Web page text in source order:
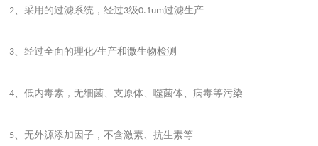
2 、采用的过滤系统，经过3级0.1um过滤生产
3、经过全面的理化/生产和微生物检测
4、低内毒素，无细菌、支原体、噬菌体、病毒等污染
5 、无外源添加因子，不含激素、抗生素等